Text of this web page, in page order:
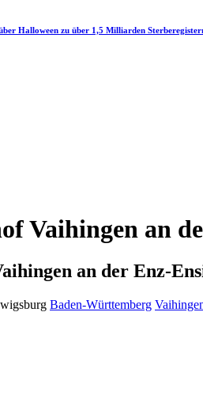
Halloween zu über 1,5 Milliarden
Vaihingen an
an der Enz-
Baden-Württemberg